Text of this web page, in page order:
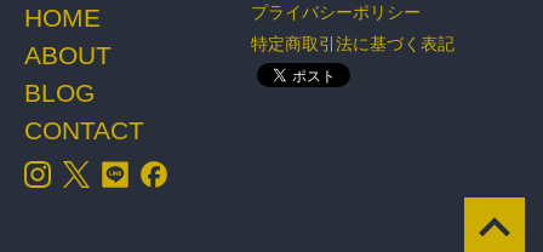
HOME
ABOUT
BLOG
CONTACT
プライバシーポリシー
特定商取引法に基づく表記